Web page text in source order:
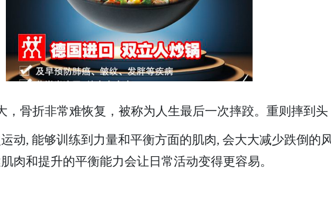
骨折非常难恢复，被称为人生最后一次摔跤。重则摔到头
动, 能够训练到力量和平衡方面的肌肉, 会大大减少跌倒的
肉和提升的平衡能力会让日常活动变得更容易。